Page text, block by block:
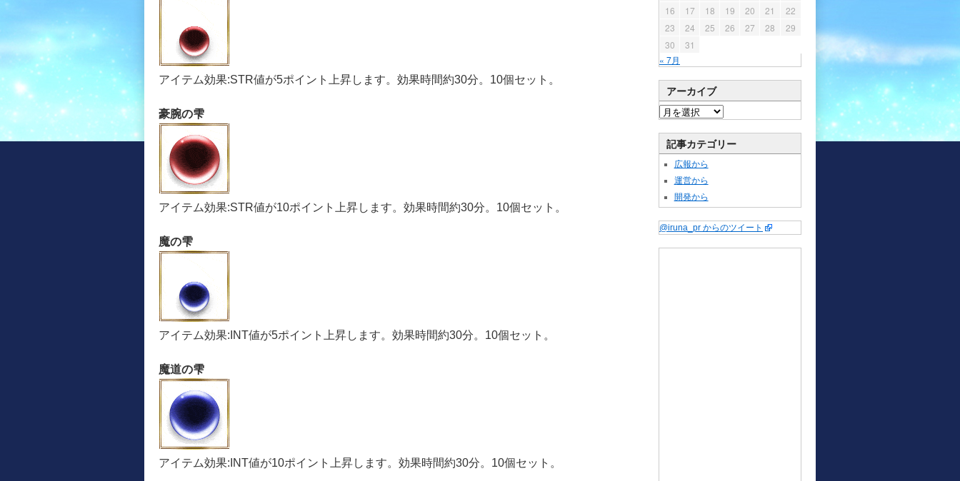
アイテム効果:STR値が5ポイント上昇します。効果時間約30分。10個セット。
豪腕の雫
アイテム効果:STR値が10ポイント上昇します。効果時間約30分。10個セット。
魔の雫
アイテム効果:INT値が5ポイント上昇します。効果時間約30分。10個セット。
魔道の雫
アイテム効果:INT値が10ポイント上昇します。効果時間約30分。10個セット。
« 7月
16
17 18 19 20 21
22
23
24 25 26 27 28
29
30
31
アーカイブ
記事カテゴリー
広報から
運営から
開発から
@iruna_pr からのツイート